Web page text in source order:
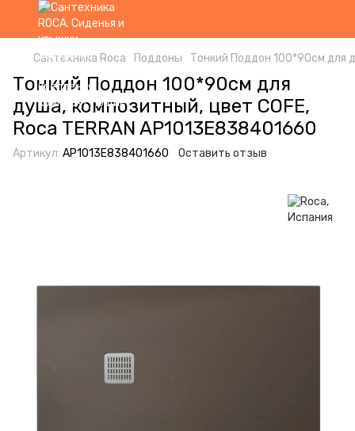
Сантехника Roca Поддоны Тонкий Поддон 100*90см для
Тонкий Поддон 100*90см для
душа, композитный, цвет COFE,
Roca TERRAN AP1013E838401660
Артикул: AP1013E838401660 Оставить отзыв